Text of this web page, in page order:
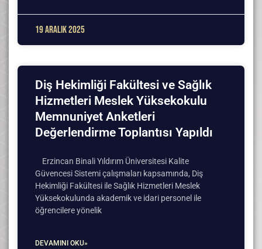
19 Aralık 2025
Diş Hekimliği Fakültesi ve Sağlık
Hizmetleri Meslek Yüksekokulu
Memnuniyet Anketleri
Değerlendirme Toplantısı Yapıldı
Erzincan Binali Yıldırım Üniversitesi Kalite
Güvencesi Sistemi çalışmaları kapsamında, Diş
Hekimliği Fakültesi ile Sağlık Hizmetleri Meslek
Yüksekokulunda akademik ve idari personel ile
öğrencilere yönelik
DEVAMINI OKU»